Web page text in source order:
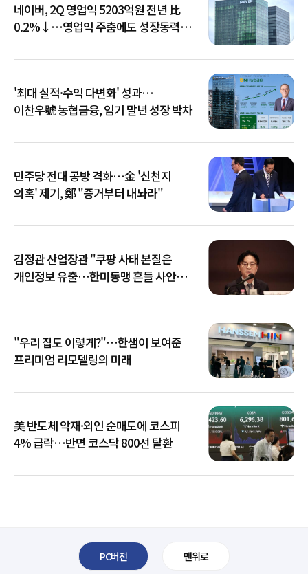
네이버, 2Q 영업익 5203억원 전년 比
0.2%↓…영업익 주춤에도 성장동력
'최대 실적·수익 다변화' 성과…
이찬우號 농협금융, 임기 말년 성장 박차
민주당 전대 공방 격화…金 '신천지
의혹' 제기, 鄭 "증거부터 내놔라"
김정관 산업장관 "쿠팡 사태 본질은
개인정보 유출…한미동맹 흔들 사안
"우리 집도 이렇게?"…한샘이 보여준
프리미엄 리모델링의 미래
美 반도체 악재·외인 순매도에 코스피
4% 급락…반면 코스닥 800선 탈환
PC버전 맨위로